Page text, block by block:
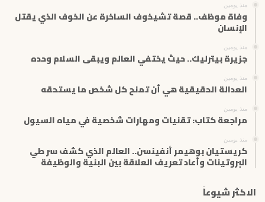
ر
منذ يومين
وفاة موظف.. قصة تشيخوف الساخرة عن الخوف الذي يقتل
الإنسان
منذ يومين
جزيرة بيترليك.. حيث يختفي العالم ويبقى السلام وحده
منذ يومين
العدالة الحقيقية هي أن تمنح كل شخص ما يستحقه
منذ يومين
مراجعة كتاب: تقنيات ومهارات شخصية في مياه السيول
منذ يومين
كريستيان بوهيمر أنفينسن.. العالم الذي كشف سر طي
البروتينات وأعاد تعريف العلاقة بين البنية والوظيفة
الاكثر شيوعاً